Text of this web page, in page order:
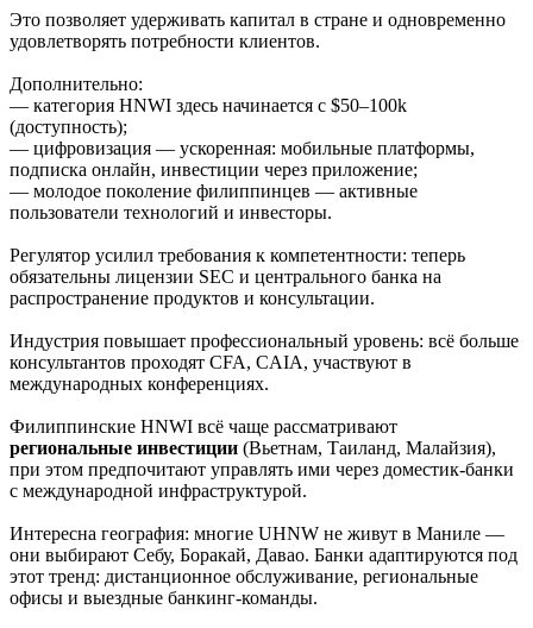
Это позволяет удерживать капитал в стране и одновременно
удовлетворять потребности клиентов.
Дополнительно:
— категория HNWI здесь начинается с $50–100k
(доступность);
— цифровизация — ускоренная: мобильные платформы,
подписка онлайн, инвестиции через приложение;
— молодое поколение филиппинцев — активные
пользователи технологий и инвесторы.
Регулятор усилил требования к компетентности: теперь
обязательны лицензии SEC и центрального банка на
распространение продуктов и консультации.
Индустрия повышает профессиональный уровень: всё больше
консультантов проходят CFA, CAIA, участвуют в
международных конференциях.
Филиппинские HNWI всё чаще рассматривают
региональные инвестиции (Вьетнам, Таиланд, Малайзия),
при этом предпочитают управлять ими через доместик-банки
с международной инфраструктурой.
Интересна география: многие UHNW не живут в Маниле —
они выбирают Себу, Боракай, Давао. Банки адаптируются под
этот тренд: дистанционное обслуживание, региональные
офисы и выездные банкинг-команды.